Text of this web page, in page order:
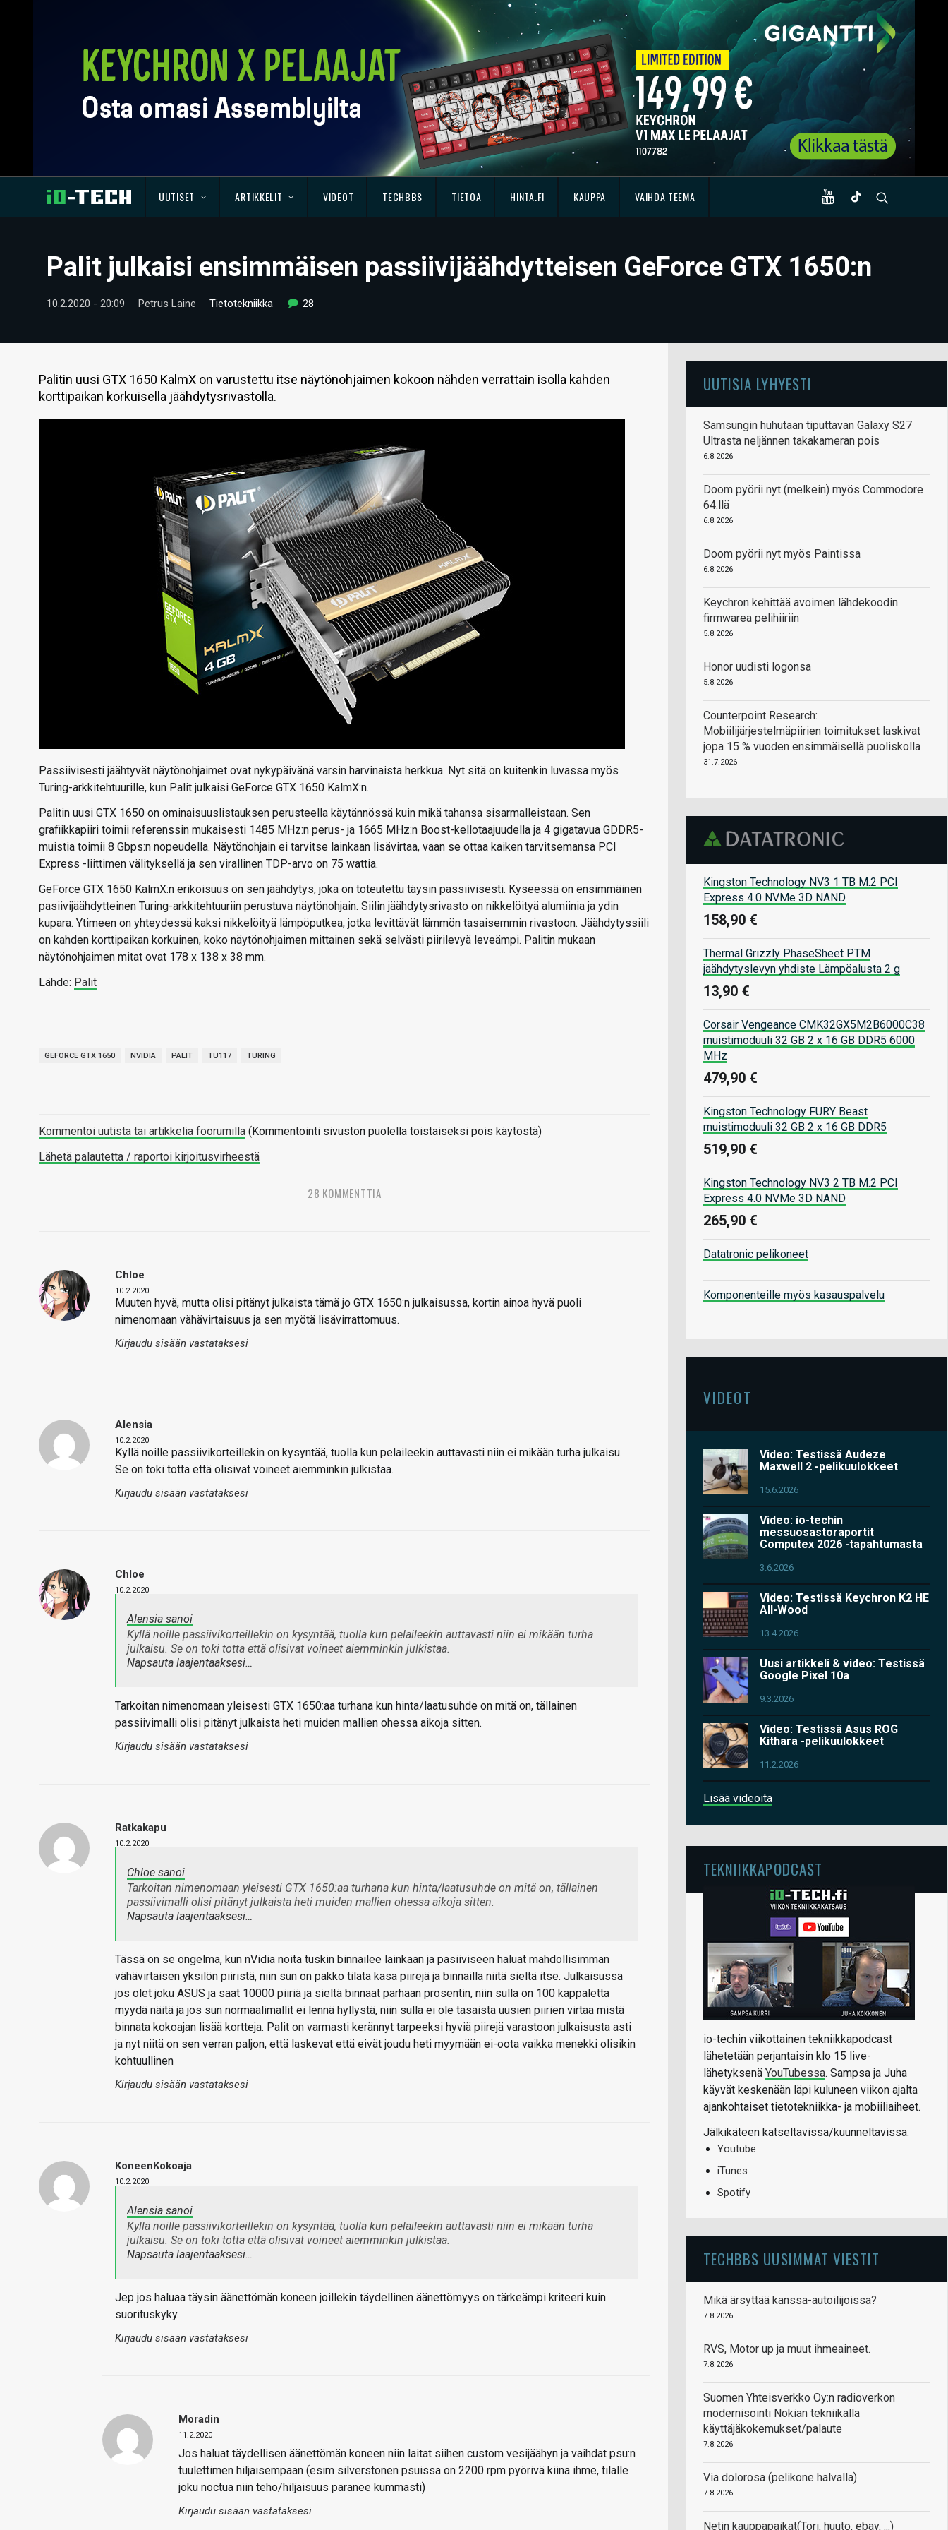
UUTISET ARTIKKELIT VIDEOT TECHBBS TIETOA HINTA.FI KAUPPA VAIHDA TEEMA
Palit julkaisi ensimmäisen passiivijäähdytteisen GeForce GTX 1650:n
10.2.2020 - 20:09 Petrus Laine Tietotekniikka 28
Palitin uusi GTX 1650 KalmX on varustettu itse näytönohjaimen kokoon nähden verrattain isolla kahden
korttipaikan korkuisella jäähdytysrivastolla.
Passiivisesti jäähtyvät näytönohjaimet ovat nykypäivänä varsin harvinaista herkkua. Nyt sitä on kuitenkin luvassa myös
Turing-arkkitehtuurille, kun Palit julkaisi GeForce GTX 1650 KalmX:n.
Palitin uusi GTX 1650 on ominaisuuslistauksen perusteella käytännössä kuin mikä tahansa sisarmalleistaan. Sen
grafiikkapiiri toimii referenssin mukaisesti 1485 MHz:n perus- ja 1665 MHz:n Boost-kellotaajuudella ja 4 gigatavua GDDR5-
muistia toimii 8 Gbps:n nopeudella. Näytönohjain ei tarvitse lainkaan lisävirtaa, vaan se ottaa kaiken tarvitsemansa PCI
Express -liittimen välityksellä ja sen virallinen TDP-arvo on 75 wattia.
GeForce GTX 1650 KalmX:n erikoisuus on sen jäähdytys, joka on toteutettu täysin passiivisesti. Kyseessä on ensimmäinen
pasiivijäähdytteinen Turing-arkkitehtuuriin perustuva näytönohjain. Siilin jäähdytysrivasto on nikkelöityä alumiinia ja ydin
kupara. Ytimeen on yhteydessä kaksi nikkelöityä lämpöputkea, jotka levittävät lämmön tasaisemmin rivastoon. Jäähdytyssiili
on kahden korttipaikan korkuinen, koko näytönohjaimen mittainen sekä selvästi piirilevyä leveämpi. Palitin mukaan
näytönohjaimen mitat ovat 178 x 138 x 38 mm.
Lähde: Palit
GEFORCE GTX 1650 NVIDIA PALIT TU117 TURING
Kommentoi uutista tai artikkelia foorumilla (Kommentointi sivuston puolella toistaiseksi pois käytöstä)
Lähetä palautetta / raportoi kirjoitusvirheestä
28 KOMMENTTIA
Chloe
10.2.2020
Muuten hyvä, mutta olisi pitänyt julkaista tämä jo GTX 1650:n julkaisussa, kortin ainoa hyvä puoli
nimenomaan vähävirtaisuus ja sen myötä lisävirrattomuus.
Kirjaudu sisään vastataksesi
Alensia
10.2.2020
Kyllä noille passiivikorteillekin on kysyntää, tuolla kun pelaileekin auttavasti niin ei mikään turha julkaisu.
Se on toki totta että olisivat voineet aiemminkin julkistaa.
Kirjaudu sisään vastataksesi
Chloe
10.2.2020
Alensia sanoi
Kyllä noille passiivikorteillekin on kysyntää, tuolla kun pelaileekin auttavasti niin ei mikään turha
julkaisu. Se on toki totta että olisivat voineet aiemminkin julkistaa.
Napsauta laajentaaksesi…
Tarkoitan nimenomaan yleisesti GTX 1650:aa turhana kun hinta/laatusuhde on mitä on, tällainen
passiivimalli olisi pitänyt julkaista heti muiden mallien ohessa aikoja sitten.
Kirjaudu sisään vastataksesi
Ratkakapu
10.2.2020
Chloe sanoi
Tarkoitan nimenomaan yleisesti GTX 1650:aa turhana kun hinta/laatusuhde on mitä on, tällainen
passiivimalli olisi pitänyt julkaista heti muiden mallien ohessa aikoja sitten.
Napsauta laajentaaksesi…
Tässä on se ongelma, kun nVidia noita tuskin binnailee lainkaan ja pasiiviseen haluat mahdollisimman
vähävirtaisen yksilön piiristä, niin sun on pakko tilata kasa piirejä ja binnailla niitä sieltä itse. Julkaisussa
jos olet joku ASUS ja saat 10000 piiriä ja sieltä binnaat parhaan prosentin, niin sulla on 100 kappaletta
myydä näitä ja jos sun normaalimallit ei lennä hyllystä, niin sulla ei ole tasaista uusien piirien virtaa mistä
binnata kokoajan lisää kortteja. Palit on varmasti kerännyt tarpeeksi hyviä piirejä varastoon julkaisusta asti
ja nyt niitä on sen verran paljon, että laskevat että eivät joudu heti myymään ei-oota vaikka menekki olisikin
kohtuullinen
Kirjaudu sisään vastataksesi
KoneenKokoaja
10.2.2020
Alensia sanoi
Kyllä noille passiivikorteillekin on kysyntää, tuolla kun pelaileekin auttavasti niin ei mikään turha
julkaisu. Se on toki totta että olisivat voineet aiemminkin julkistaa.
Napsauta laajentaaksesi…
Jep jos haluaa täysin äänettömän koneen joillekin täydellinen äänettömyys on tärkeämpi kriteeri kuin
suorituskyky.
Kirjaudu sisään vastataksesi
Moradin
11.2.2020
Jos haluat täydellisen äänettömän koneen niin laitat siihen custom vesijäähyn ja vaihdat psu:n
tuulettimen hiljaisempaan (esim silverstonen psuissa on 2200 rpm pyörivä kiina ihme, tilalle
joku noctua niin teho/hiljaisuus paranee kummasti)
Kirjaudu sisään vastataksesi
UUTISIA LYHYESTI
Samsungin huhutaan tiputtavan Galaxy S27
Ultrasta neljännen takakameran pois
6.8.2026
Doom pyörii nyt (melkein) myös Commodore
64:llä
6.8.2026
Doom pyörii nyt myös Paintissa
6.8.2026
Keychron kehittää avoimen lähdekoodin
firmwarea pelihiiriin
5.8.2026
Honor uudisti logonsa
5.8.2026
Counterpoint Research:
Mobiilijärjestelmäpiirien toimitukset laskivat
jopa 15 % vuoden ensimmäisellä puoliskolla
31.7.2026
Kingston Technology NV3 1 TB M.2 PCI
Express 4.0 NVMe 3D NAND
158,90 €
Thermal Grizzly PhaseSheet PTM
jäähdytyslevyn yhdiste Lämpöalusta 2 g
13,90 €
Corsair Vengeance CMK32GX5M2B6000C38
muistimoduuli 32 GB 2 x 16 GB DDR5 6000
MHz
479,90 €
Kingston Technology FURY Beast
muistimoduuli 32 GB 2 x 16 GB DDR5
519,90 €
Kingston Technology NV3 2 TB M.2 PCI
Express 4.0 NVMe 3D NAND
265,90 €
Datatronic pelikoneet
Komponenteille myös kasauspalvelu
VIDEOT
Video: Testissä Audeze
Maxwell 2 -pelikuulokkeet
15.6.2026
Video: io-techin
messuosastoraportit
Computex 2026 -tapahtumasta
3.6.2026
Video: Testissä Keychron K2 HE
All-Wood
13.4.2026
Uusi artikkeli & video: Testissä
Google Pixel 10a
9.3.2026
Video: Testissä Asus ROG
Kithara -pelikuulokkeet
11.2.2026
Lisää videoita
TEKNIIKKAPODCAST
io-techin viikottainen tekniikkapodcast
lähetetään perjantaisin klo 15 live-
lähetyksenä YouTubessa. Sampsa ja Juha
käyvät keskenään läpi kuluneen viikon ajalta
ajankohtaiset tietotekniikka- ja mobiiliaiheet.
Jälkikäteen katseltavissa/kuunneltavissa:
Youtube
iTunes
Spotify
TECHBBS UUSIMMAT VIESTIT
Mikä ärsyttää kanssa-autoilijoissa?
7.8.2026
RVS, Motor up ja muut ihmeaineet.
7.8.2026
Suomen Yhteisverkko Oy:n radioverkon
modernisointi Nokian tekniikalla
käyttäjäkokemukset/palaute
7.8.2026
Via dolorosa (pelikone halvalla)
7.8.2026
Netin kauppapaikat(Tori, huuto, ebay, ...)